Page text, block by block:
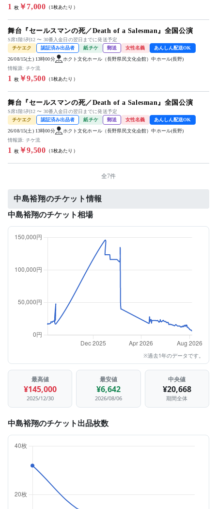
1 枚￥7,000 （1枚あたり）
舞台『セールスマンの死／Death of a Salesman』全国公演
S席1階5列12 〜 30番入金日の翌日までに発送予定
チケエク
認証済み出品者 紙チケ 郵送 女性名義 あんしん配送OK
26/08/15(土) 13時00分
ホクト文化ホール（長野県民文化会館）中ホール(長野)
情報源: チケ流
1 枚￥9,500 （1枚あたり）
舞台『セールスマンの死／Death of a Salesman』全国公演
S席1階5列12 〜 30番入金日の翌日までに発送予定
チケエク
認証済み出品者 紙チケ 郵送 女性名義 あんしん配送OK
26/08/15(土) 13時00分
ホクト文化ホール（長野県民文化会館）中ホール(長野)
情報源: チケ流
1 枚￥9,500 （1枚あたり）
全7件
中島裕翔のチケット情報
中島裕翔のチケット相場
※過去1年のデータです。
最高値
¥145,000
2025/12/30
最安値
¥6,642
2026/08/06
中央値
¥20,668
期間全体
中島裕翔のチケット出品枚数